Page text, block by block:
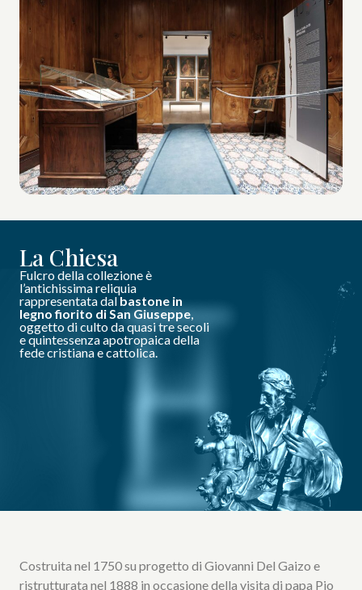
La Chiesa
Fulcro della collezione è
l’antichissima reliquia
rappresentata dalbastone in
legno fiorito di San Giuseppe
oggetto di culto da quasi tre secoli
e quintessenza apotropaica della
fede cristiana e cattolica.
Costruita nel 1750 su progetto di Giovanni Del Gaizo e
ristrutturata nel 1888 in occasione della visita di papa Pio